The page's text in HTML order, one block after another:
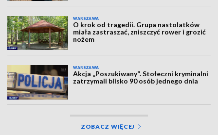
WARSZAWA
O krok od tragedii. Grupa nastolatków
miała zastraszać, zniszczyć rower i grozić
nożem
WARSZAWA
Akcja „Poszukiwany”. Stołeczni kryminalni
zatrzymali blisko 90 osób jednego dnia
ZOBACZ WIĘCEJ